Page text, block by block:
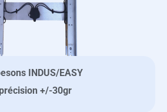
INDUS/EASY
précision +/-30gr